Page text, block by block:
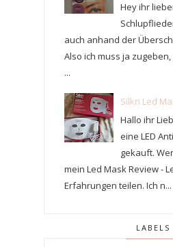
Hey ihr
auch anhand der
Also ich muss ja
...
Silkn Led
Hallo ihr
eine LED
gekauft.
mein Led Mask Review -
Erfahrungen teilen. Ich n...
LABELS